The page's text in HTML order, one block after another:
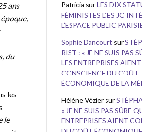
ans
époque,
du
les
le
Patricia surLES DIX
FÉMINISTES DES JO
L’ESPACE PUBLIC
Sophie Dancourt sur
RIST : « JE NE SUIS PAS
LES ENTREPRISES AIENT
CONSCIENCE DU COÛT
ÉCONOMIQUE DE LA
Hélène Vézier sur
« JE NE SUIS PAS SÛRE
ENTREPRISES AIENT